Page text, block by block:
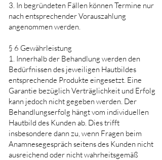
3. In begründeten Fällen können Termine nur
nach entsprechender Vorauszahlung
angenommen werden.
§ 6 Gewährleistung
1. Innerhalb der Behandlung werden den
Bedürfnissen des jeweiligen Hautbildes
entsprechende Produkte eingesetzt. Eine
Garantie bezüglich Verträglichkeit und Erfolg
kann jedoch nicht gegeben werden. Der
Behandlungserfolg hängt vom individuellen
Hautbild des Kunden ab. Dies trifft
insbesondere dann zu, wenn Fragen beim
Anamnesegespräch seitens des Kunden nicht
ausreichend oder nicht wahrheitsgemäß